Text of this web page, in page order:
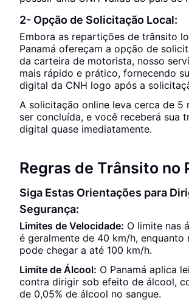
2- Opção de Solicitação Local:
Embora as repartições de trânsito
Panamá ofereçam a opção de
da carteira de motorista, nosso
mais rápido e prático, fornecendo
digital da CNH logo após a
A solicitação online leva cerca de 5
ser concluída, e você receberá sua
digital quase imediatamente.
Regras de Trânsito no
Siga Estas Orientações para
Segurança:
Limites de Velocidade: O limite nas
é geralmente de 40 km/h, enquanto
pode chegar a até 100 km/h.
Limite de Álcool: O Panamá aplica
contra dirigir sob efeito de álcool,
de 0,05% de álcool no sangue.